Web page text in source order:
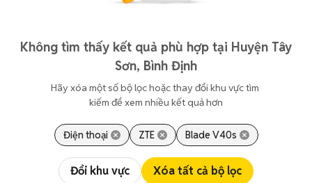
Không tìm thấy kết quả phù hợp tại Huyện Tây
Sơn, Bình Định
Hãy xóa một số bộ lọc hoặc thay đổi khu vực tìm
kiếm để xem nhiều kết quả hơn
Điện thoại ZTE Blade V40s
Đổi khu vực Xóa tất cả bộ lọc